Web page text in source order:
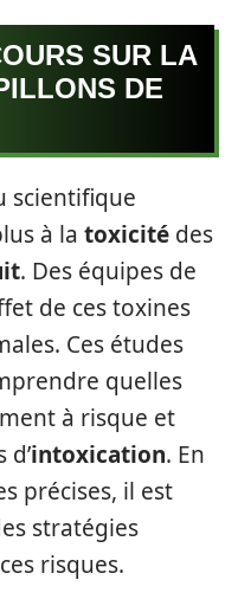
SUR LA
DE
scientifique
à la toxicité des
. Des équipes de
de ces toxines
Ces études
quelles
à risque et
intoxication. En
précises, il est
stratégies
risques.